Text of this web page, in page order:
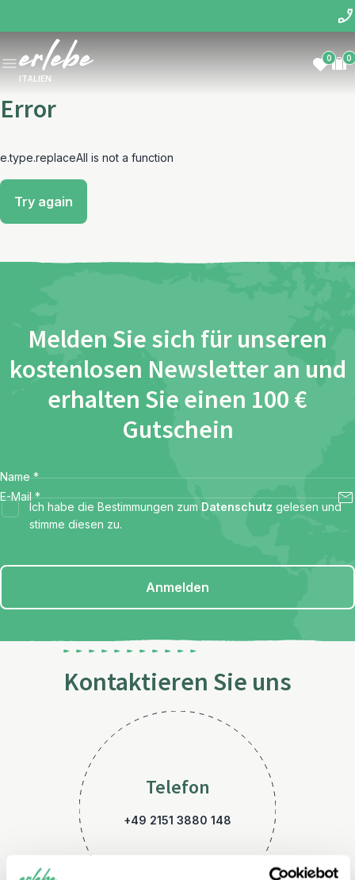
ITALIEN
0 0
Error
e.type.replaceAll is not a function
Try again
Melden Sie sich für unseren
kostenlosen Newsletter an und
erhalten Sie einen 100 €
Gutschein
Name *
E-Mail *
Ich habe die Bestimmungen zum Datenschutz gelesen und
stimme diesen zu.
Anmelden
Kontaktieren Sie uns
Telefon
+49 2151 3880 148